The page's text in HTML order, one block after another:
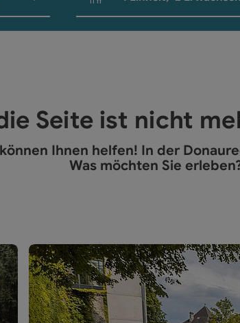
Einheitenanzahl und
Seite ist nicht
Ihnen helfen! In der
Was möchten Sie